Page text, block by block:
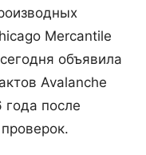
Mercantile
объявила
Avalanche
года после